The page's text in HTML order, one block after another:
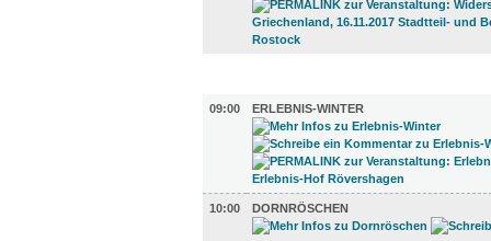
09:00
ERLEBNIS-WINTER
10:00 DORNRÖSCHEN